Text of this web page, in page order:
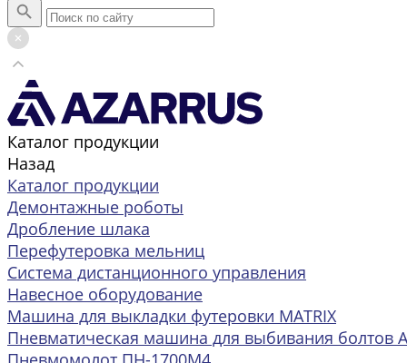
Каталог продукции
Назад
Каталог продукции
Демонтажные роботы
Дробление шлака
Перефутеровка мельниц
Система дистанционного управления
Навесное оборудование
Машина для выкладки футеровки MATRIX
Пневматическая машина для выбивания болтов